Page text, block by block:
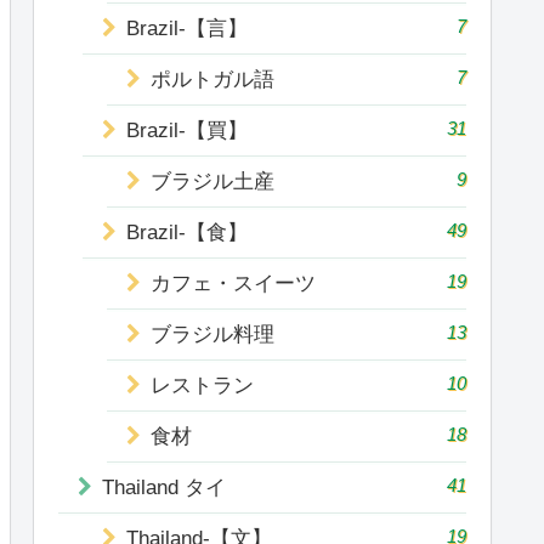
Brazil-【言】 7
ポルトガル語 7
Brazil-【買】 31
ブラジル土産 9
Brazil-【食】 49
カフェ・スイーツ 19
ブラジル料理 13
レストラン 10
食材 18
Thailand タイ 41
Thailand-【文】 19